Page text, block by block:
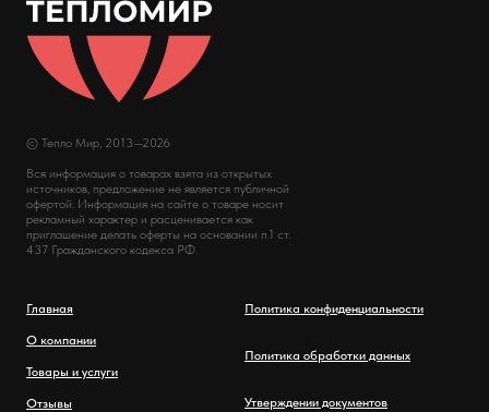
© Тепло Мир, 2013—2026
Вся информация о товарах взята из открытых
источников, предложение не является публичной
офертой. Информация на сайте о товаре носит
рекламный характер и расценивается как
приглашение делать оферты на основании п.1 ст.
437 Гражданского кодекса РФ.
Главная
О компании
Товары и услуги
Отзывы
Политика конфиденциальности
Политика обработки данных
Утверждении документов